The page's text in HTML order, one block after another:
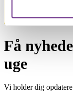
Få
uge
Vi holder dig